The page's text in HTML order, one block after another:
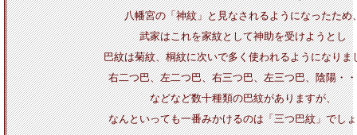
八幡宮の「神紋」と見なされるようになったため
武家はこれを家紋として神助を受けようとし
巴紋は菊紋、桐紋に次いで多く使われるようになりま
右二つ巴、左二つ巴、右三つ巴、左三つ巴、陰陽・
などなど数十種類の巴紋がありますが、
なんといっても一番みかけるのは「三つ巴紋」でし